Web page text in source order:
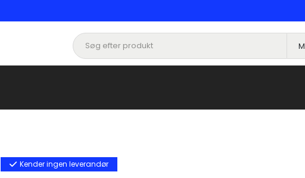
Kender ingen leverandør